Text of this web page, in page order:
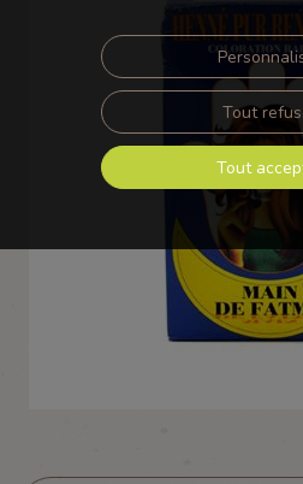
Tout
Tout